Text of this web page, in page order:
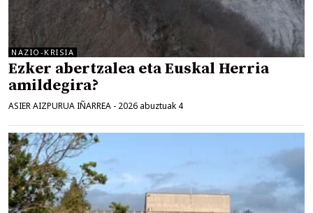
NAZIO-KRISIA
Ezker abertzalea eta Euskal Herria
amildegira?
ASIER AIZPURUA IÑARREA - 2026 abuztuak 4